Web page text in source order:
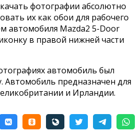
фотографии абсолютно
их как обои для рабочего
автомобиля Mazda2 5-Door
в правой нижней части
автомобиль был
Автомобиль предназначен для
и Ирландии.